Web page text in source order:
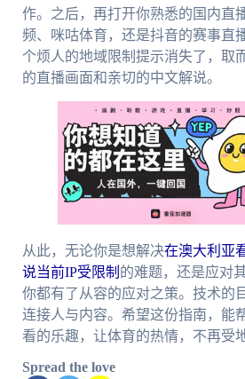
作。之后，再打开你熟悉的国内直
频、咪咕体育，还是抖音的赛事直
个烦人的地域限制提示消失了，取
的直播画面和亲切的中文解说。
从此，无论你是想解决在澳大利亚
说当前IP受限制 的难题，还是应对
你都有了从容的应对之策。技术的
连接人与内容。希望这份指南，能
看的乐趣，让体育的热情，不再受
Spread the love